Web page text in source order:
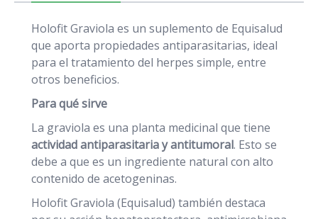
Holofit Graviola es un suplemento de Equisalud
que aporta propiedades antiparasitarias, ideal
para el tratamiento del herpes simple, entre
otros beneficios.
Para qué sirve
La graviola es una planta medicinal que tiene
actividad antiparasitaria y antitumoral. Esto se
debe a que es un ingrediente natural con alto
contenido de acetogeninas.
Holofit Graviola (Equisalud) también destaca